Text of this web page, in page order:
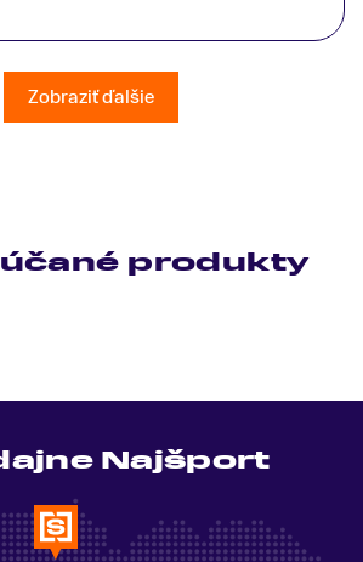
Zobraziť ďalšie
produkty
Najšport